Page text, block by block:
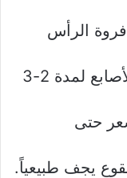
الرأس
دلكي فروة الرأس بأطراف الأصابع لمدة 2-3
حتى
يجف طبيعياً.